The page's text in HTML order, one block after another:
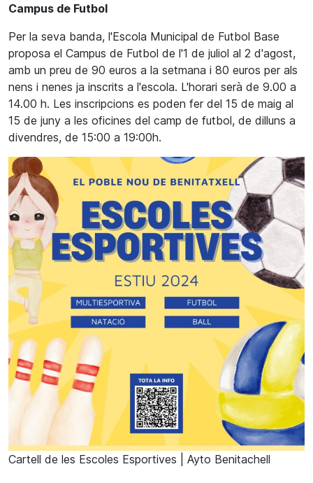
Campus de Futbol
Per la seva banda, l'Escola Municipal de Futbol Base
proposa el Campus de Futbol de l'1 de juliol al 2 d'agost,
amb un preu de 90 euros a la setmana i 80 euros per als
nens i nenes ja inscrits a l'escola. L'horari serà de 9.00 a
14.00 h. Les inscripcions es poden fer del 15 de maig al
15 de juny a les oficines del camp de futbol, de dilluns a
divendres, de 15:00 a 19:00h.
Cartell de les Escoles Esportives | Ayto Benitachell